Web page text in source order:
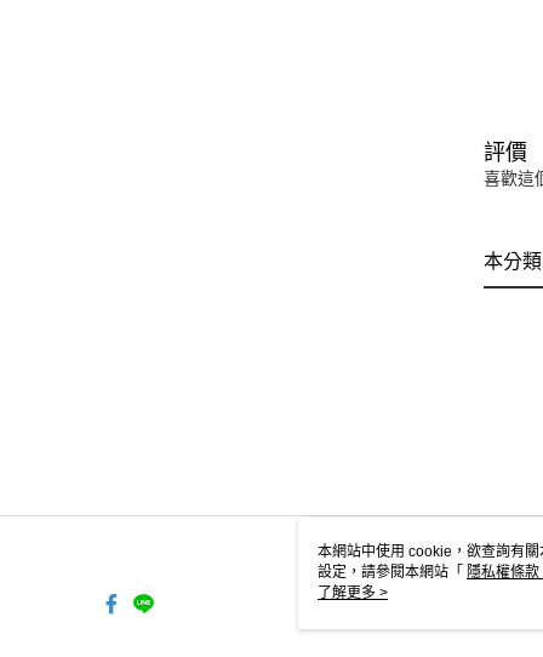
評價
喜歡這
本分
本網站中使用 cookie，欲查詢有
設定，請參閱本網站「 隱私權條款
使用 cookie。
了解更多 >